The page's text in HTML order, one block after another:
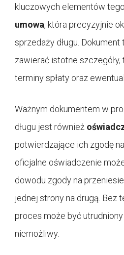
kluczowych elementów
umowa, która precyzyjnie
sprzedaży długu. Dokument
zawierać istotne szczegóły,
terminy spłaty oraz
Ważnym dokumentem w
długu jest również
potwierdzające ich zgodę
oficjalne oświadczenie
dowodu zgody na
jednej strony na drugą. Bez
proces może być
niemożliwy.